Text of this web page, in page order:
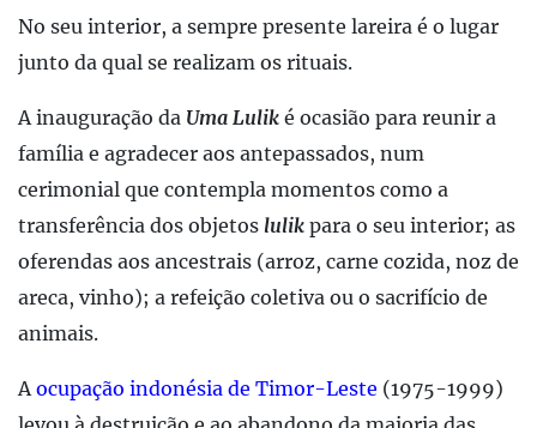
No seu interior, a sempre presente lareira é o lugar
junto da qual se realizam os rituais.
A inauguração da Uma Lulik é ocasião para reunir a
família e agradecer aos antepassados, num
cerimonial que contempla momentos como a
transferência dos objetos lulik para o seu interior; as
oferendas aos ancestrais (arroz, carne cozida, noz de
areca, vinho); a refeição coletiva ou o sacrifício de
animais.
Aocupação indonésia de Timor-Leste (1975-1999)